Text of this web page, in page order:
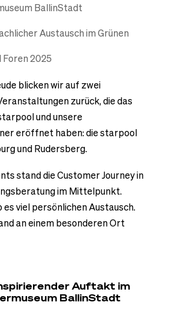
BallinStadt
Austausch im Grünen
2025
blicken wir auf zwei
zurück, die das
und unsere
eröffnet haben: diestarpool
und Rudersberg.
stand die Customer Journey in
im Mittelpunkt.
viel persönlichen Austausch.
an einem besonderen Ort
Auftakt im
BallinStadt